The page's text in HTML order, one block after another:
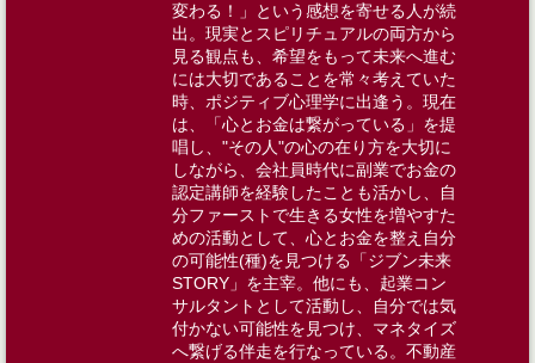
変わる！」という感想を寄せる人が続
出。現実とスピリチュアルの両方から
見る観点も、希望をもって未来へ進む
には大切であることを常々考えていた
時、ポジティブ心理学に出逢う。​​現在
は、「心とお金は繋がっている」を提
唱し、"その人"の心の在り方を大切に
しながら、会社員時代に副業でお金の
認定講師を経験したことも活かし、自
分ファーストで生きる女性を増やすた
めの活動として、心とお金を整え自分
の可能性(種)を見つける「ジブン未来
STORY」を主宰。他にも、起業コン
サルタントとして活動し、自分では気
付かない可能性を見つけ、マネタイズ
へ繋げる伴走を行なっている。不動産